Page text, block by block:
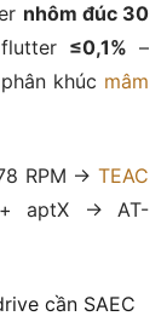
nhôm đúc 30
≤0,1% –
khúc mâm
RPM → TEAC
aptX → AT-